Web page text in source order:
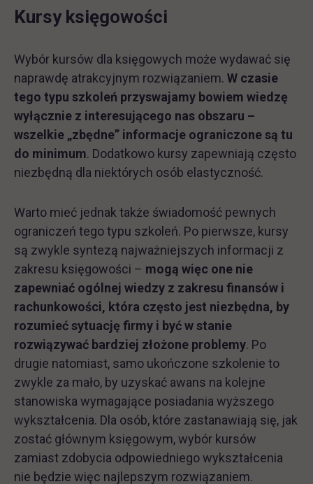
Kursy księgowości
Wybór kursów dla księgowych może wydawać się
naprawdę atrakcyjnym rozwiązaniem. W czasie
tego typu szkoleń przyswajamy bowiem wiedzę
wyłącznie z interesującego nas obszaru –
wszelkie „zbędne” informacje ograniczone są tu
do minimum. Dodatkowo kursy zapewniają często
niezbędną dla niektórych osób elastyczność.
Warto mieć jednak także świadomość pewnych
ograniczeń tego typu szkoleń. Po pierwsze, kursy
są zwykle syntezą najważniejszych informacji z
zakresu księgowości – mogą więc one nie
zapewniać ogólnej wiedzy z zakresu finansów i
rachunkowości, która często jest niezbędna, by
rozumieć sytuację firmy i być w stanie
rozwiązywać bardziej złożone problemy. Po
drugie natomiast, samo ukończone szkolenie to
zwykle za mało, by uzyskać awans na kolejne
stanowiska wymagające posiadania wyższego
wykształcenia. Dla osób, które zastanawiają się, jak
zostać głównym księgowym, wybór kursów
zamiast zdobycia odpowiedniego wykształcenia
nie będzie więc najlepszym rozwiązaniem.